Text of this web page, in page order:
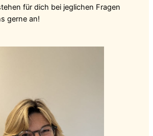
für dich bei jeglichen Fragen
gerne an!